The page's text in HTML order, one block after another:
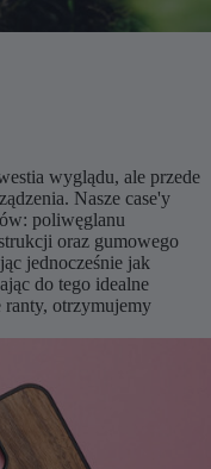
wyglądu, ale przede
Nasze case'y
poliwęglanu
oraz gumowego
jednocześnie jak
do tego idealne
ranty, otrzymujemy